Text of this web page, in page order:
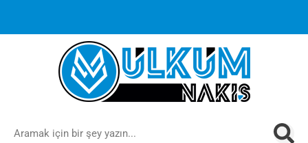
1000 TL ve üzeri siparişlerinizde ücretsiz kargoya ek
İndirimanında sepette!